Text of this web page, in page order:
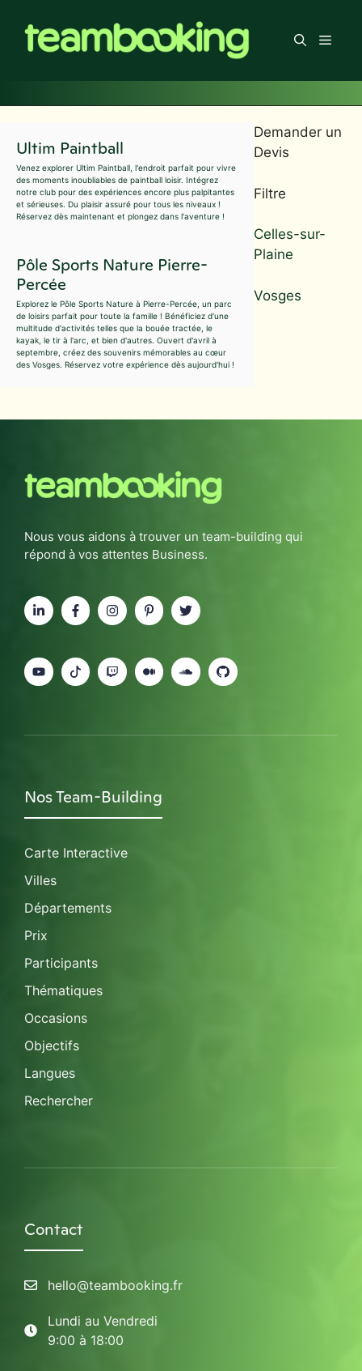
contenu
Menu
Ultim Paintball
Venez explorer Ultim Paintball, l'endroit parfait pour vivre
des moments inoubliables de paintball loisir. Intégrez
notre club pour des expériences encore plus palpitantes
et sérieuses. Du plaisir assuré pour tous les niveaux !
Réservez dès maintenant et plongez dans l'aventure !
Pôle Sports Nature Pierre-
Percée
Explorez le Pôle Sports Nature à Pierre-Percée, un parc
de loisirs parfait pour toute la famille ! Bénéficiez d'une
multitude d'activités telles que la bouée tractée, le
kayak, le tir à l'arc, et bien d'autres. Ouvert d'avril à
septembre, créez des souvenirs mémorables au cœur
des Vosges. Réservez votre expérience dès aujourd'hui !
Demander un
Devis
Filtre
Celles-sur-
Plaine
Vosges
Nous vous aidons à trouver un team-building qui
répond à vos attentes Business.
Nos Team-Building
Carte Interactive
Villes
Départements
Prix
Participants
Thématiques
Occasions
Objectifs
Langues
Rechercher
Contact
hello@teambooking.fr
Lundi au Vendredi
9:00 à 18:00